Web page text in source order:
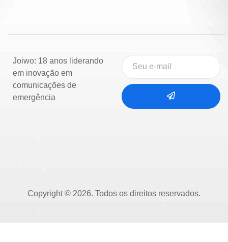
Joiwo: 18 anos liderando
em inovação em
comunicações de
emergência
Copyright © 2026. Todos os direitos reservados.